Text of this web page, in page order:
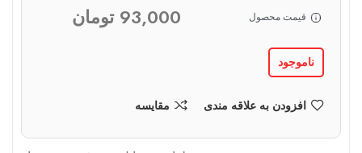
قیمت محصول 93,000 تومان
ناموجود
افزودن به علاقه مندی مقایسه